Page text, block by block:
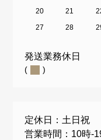
20
21
27
28
発送業務休日
( )
定休日：土日祝
営業時間：10時-